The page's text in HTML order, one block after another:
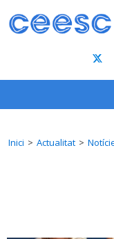
Inici Actualitat